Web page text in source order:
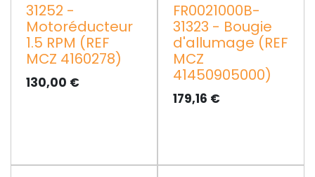
31252 -
Motoréducteur
1.5 RPM (REF
MCZ 4160278)
130,00 €
FR0021000B-
31323 - Bougie
d'allumage (REF
MCZ
41450905000)
179,16 €